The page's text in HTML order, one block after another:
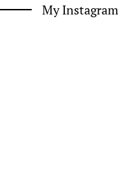
My Instagram